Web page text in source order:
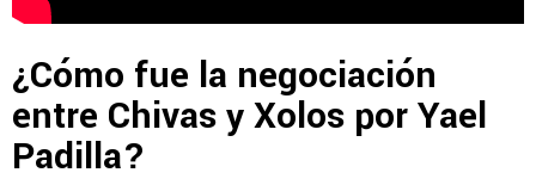
¿Cómo fue la negociación
entre Chivas y Xolos por Yael
Padilla?